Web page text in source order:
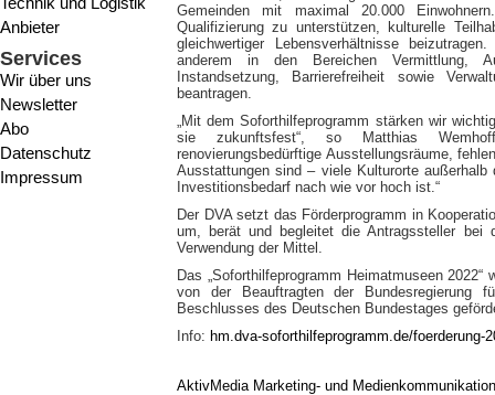
Anbieter
Services
Wir über uns
Newsletter
Abo
Datenschutz
Impressum
Gemeinden mit maximal 20.000
Qualifizierung zu unterstützen, kulturelle
gleichwertiger Lebensverhältnisse
anderem in den Bereichen Vermittlung,
Instandsetzung, Barrierefreiheit sowie
beantragen.
„Mit dem Soforthilfeprogramm stärken wir
sie zukunftsfest“, so Matthias
renovierungsbedürftige Ausstellungsräume,
Ausstattungen sind – viele Kulturorte
Investitionsbedarf nach wie vor hoch ist.“
Der DVA setzt das Förderprogramm in
um, berät und begleitet die Antragssteller bei
Verwendung der Mittel.
Das „Soforthilfeprogramm Heimatmuseen
von der Beauftragten der Bundesregierung
Beschlusses des Deutschen Bundestages
Info: hm.dva-soforthilfeprogramm.de/foerderung-
AktivMedia Marketing- und